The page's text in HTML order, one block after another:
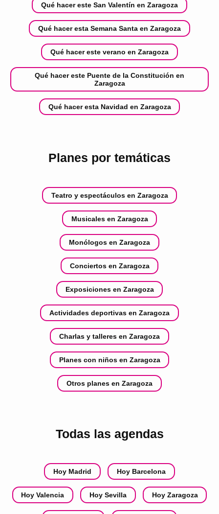
Qué hacer este San Valentín en Zaragoza
Qué hacer esta Semana Santa en Zaragoza
Qué hacer este verano en Zaragoza
Qué hacer este Puente de la Constitución en
Zaragoza
Qué hacer esta Navidad en Zaragoza
Planes por temáticas
Teatro y espectáculos en Zaragoza
Musicales en Zaragoza
Monólogos en Zaragoza
Conciertos en Zaragoza
Exposiciones en Zaragoza
Actividades deportivas en Zaragoza
Charlas y talleres en Zaragoza
Planes con niños en Zaragoza
Otros planes en Zaragoza
Todas las agendas
Hoy Madrid Hoy Barcelona
Hoy Valencia Hoy Sevilla Hoy Zaragoza